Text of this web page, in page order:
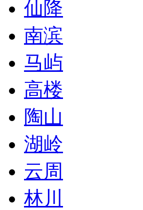
仙降
南滨
马屿
高楼
陶山
湖岭
云周
林川